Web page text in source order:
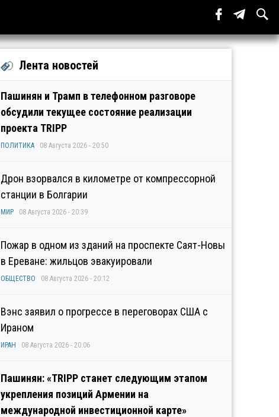
Лента новостей
Пашинян и Трамп в телефонном разговоре
обсудили текущее состояние реализации
проекта TRIPP
ПОЛИТИКА 08 Августа 2026 - 20:50
Дрон взорвался в километре от компрессорной
станции в Болгарии
МИР 08 Августа 2026 - 20:39
Пожар в одном из зданий на проспекте Саят-Новы
в Ереване: жильцов эвакуировали
ОБЩЕСТВО 08 Августа 2026 - 20:12
Вэнс заявил о прогрессе в переговорах США с
Ираном
ИРАН 08 Августа 2026 - 20:06
Пашинян: «TRIPP станет следующим этапом
укрепления позиций Армении на
международной инвестиционной карте»